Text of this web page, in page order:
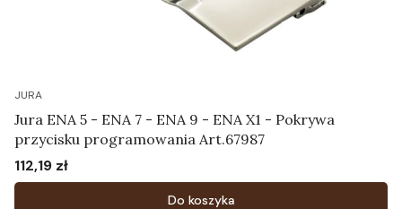
JURA
Jura ENA 5 - ENA 7 - ENA 9 - ENA X1 - Pokrywa
przycisku programowania Art.67987
Cena
112,19 zł
Do koszyka